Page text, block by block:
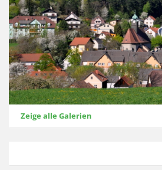
Zeige alle Galerien